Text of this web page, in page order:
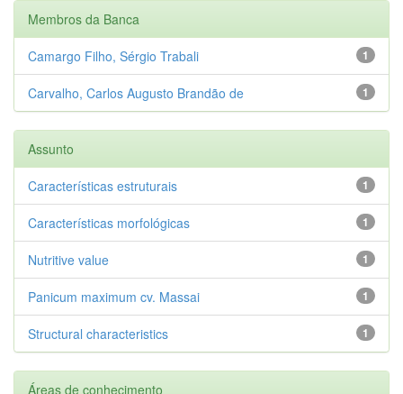
Membros da Banca
1
Camargo Filho, Sérgio Trabali
1
Carvalho, Carlos Augusto Brandão de
Assunto
1
Características estruturais
1
Características morfológicas
1
Nutritive value
1
Panicum maximum cv. Massai
1
Structural characteristics
Áreas de conhecimento